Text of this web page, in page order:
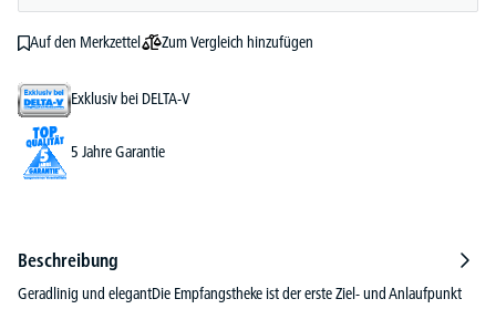
Auf den Merkzettel Zum Vergleich hinzufügen
Exklusiv bei DELTA-V
5 Jahre Garantie
Beschreibung
Geradlinig und elegantDie Empfangstheke ist der erste Ziel- und Anlaufpunkt